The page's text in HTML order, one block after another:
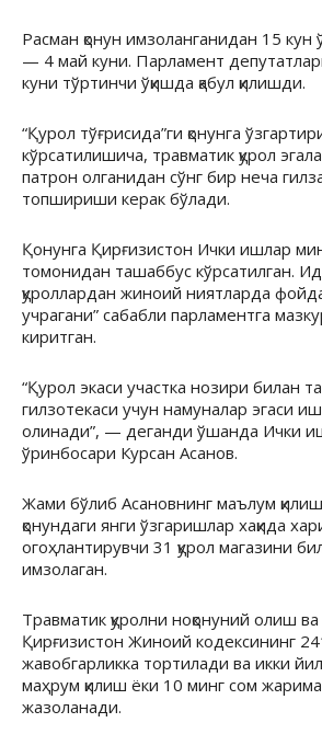
Расман қонун имзоланганидан 15 кун
— 4 май куни. Парламент
куни тўртинчи ўқишда қабул қилишди.
“Қурол тўғрисида”ги қонунга
кўрсатилишича, травматик қурол
патрон олганидан сўнг бир неча
топшириши керак бўлади.
Қонунга Қирғизистон Ички ишлар
томонидан ташаббус кўрсатилган.
қуроллардан жиноий ниятларда
учрагани” сабабли парламентга
киритган.
“Қурол экаси участка нозири билан
гилзотекаси учун намуналар эгаси
олинади”, — деганди ўшанда Ички
ўринбосари Курсан Асанов.
Жами бўлиб Асановнинг маълум
қонундаги янги ўзгаришлар хақида
огоҳлантирувчи 31 қурол магазини
имзолаган.
Травматик қуролни ноқонуний олиш
Қирғизистон Жиноий кодексининг
жавобгарликка тортилади ва икки
маҳрум қилиш ёки 10 минг сом
жазоланади.